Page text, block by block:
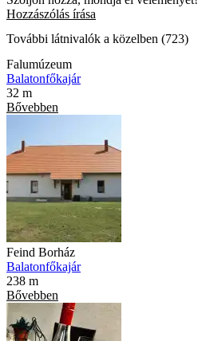
Hozzászólás írása
További látnivalók a közelben (723)
Falumúzeum
Balatonfőkajár
32 m
Bővebben
Feind Borház
Balatonfőkajár
238 m
Bővebben